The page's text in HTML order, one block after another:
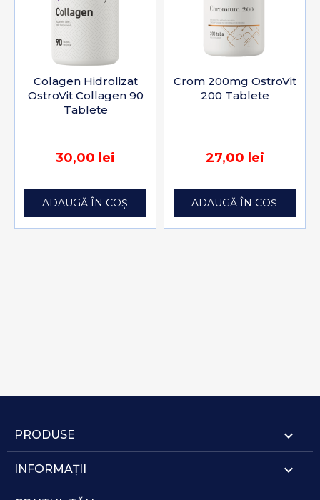
Colagen Hidrolizat
OstroVit Collagen 90
Tablete
30,00 lei
ADAUGĂ ÎN COȘ
Crom 200mg OstroVit
200 Tablete
27,00 lei
ADAUGĂ ÎN COȘ
PRODUSE 
INFORMAȚII 